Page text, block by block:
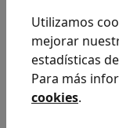
Utilizamos
mejorar
estadísticas
Para más
cookies.